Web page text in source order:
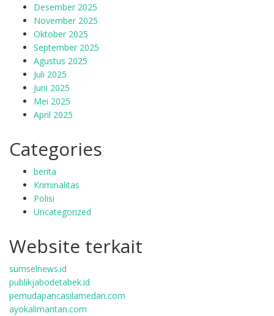
Desember 2025
November 2025
Oktober 2025
September 2025
Agustus 2025
Juli 2025
Juni 2025
Mei 2025
April 2025
Categories
berita
Kriminalitas
Polisi
Uncategorized
Website terkait
sumselnews.id
publikjabodetabek.id
pemudapancasilamedan.com
ayokalimantan.com